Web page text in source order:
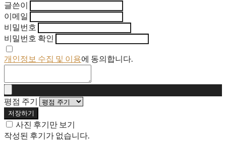
글쓴이
이메일
비밀번호
비밀번호 확인
개인정보 수집 및 이용에 동의합니다.
평점 주기
저장하기
사진 후기만 보기
작성된 후기가 없습니다.